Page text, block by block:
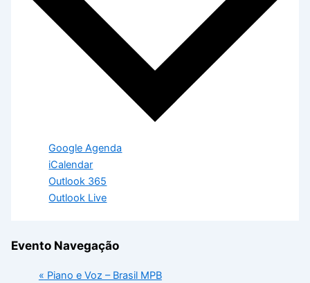
Google Agenda
iCalendar
Outlook 365
Outlook Live
Evento Navegação
« Piano e Voz – Brasil MPB